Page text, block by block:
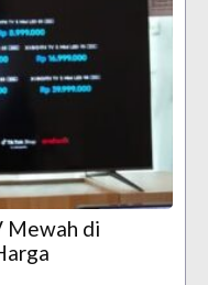
Mewah di